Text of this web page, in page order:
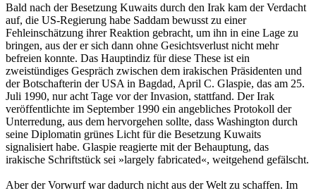
Bald nach der Besetzung Kuwaits durch den Irak kam der Verdacht
auf, die US-Regierung habe Saddam bewusst zu einer
Fehleinschätzung ihrer Reaktion gebracht, um ihn in eine Lage zu
bringen, aus der er sich dann ohne Gesichtsverlust nicht mehr
befreien konnte. Das Hauptindiz für diese These ist ein
zweistündiges Gespräch zwischen dem irakischen Präsidenten und
der Botschafterin der USA in Bagdad, April C. Glaspie, das am 25.
Juli 1990, nur acht Tage vor der Invasion, stattfand. Der Irak
veröffentlichte im September 1990 ein angebliches Protokoll der
Unterredung, aus dem hervorgehen sollte, dass Washington durch
seine Diplomatin grünes Licht für die Besetzung Kuwaits
signalisiert habe. Glaspie reagierte mit der Behauptung, das
irakische Schriftstück sei »largely fabricated«, weitgehend gefälscht.
Aber der Vorwurf war dadurch nicht aus der Welt zu schaffen. Im